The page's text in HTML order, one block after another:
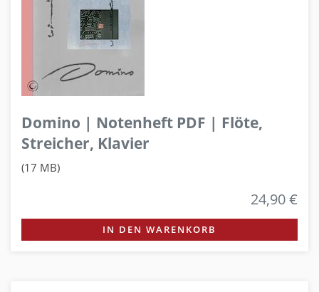
Domino | Notenheft PDF | Flöte,
Streicher, Klavier
(17 MB)
24,90 €
IN DEN WARENKORB